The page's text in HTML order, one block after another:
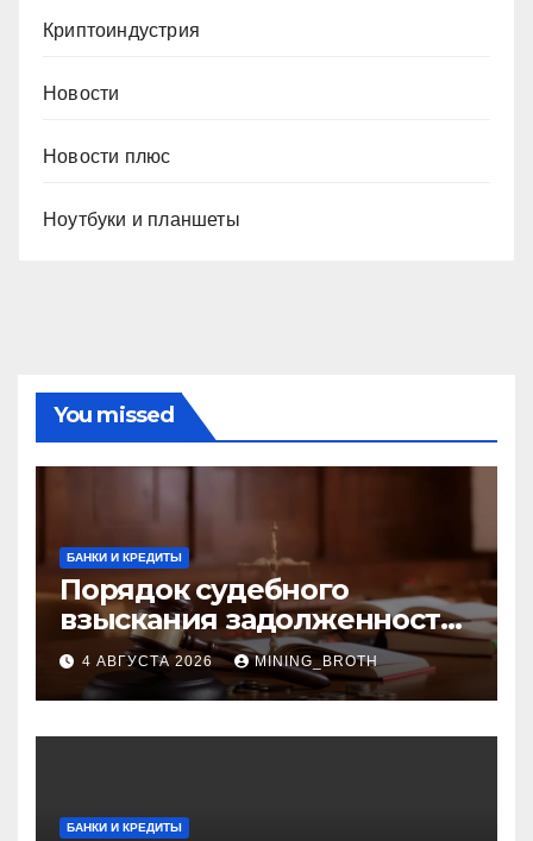
Криптоиндустрия
Новости
Новости плюс
Ноутбуки и планшеты
You missed
БАНКИ И КРЕДИТЫ
Порядок судебного
взыскания задолженности:
ключевые стадии и
нюансы
4 АВГУСТА 2026 MINING_BROTH
БАНКИ И КРЕДИТЫ